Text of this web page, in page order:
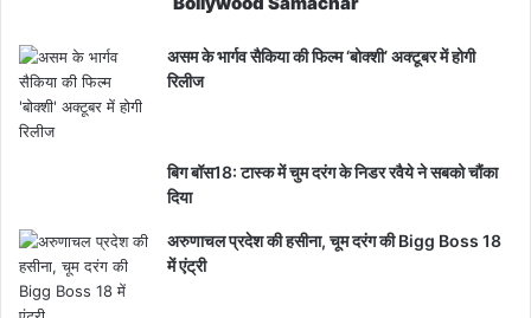
असम के भार्गव सैकिया की फिल्म ‘बोक्शी’ अक्टूबर में होगी
रिलीज
बिग बॉस18: टास्क में चुम दरंग के निडर रवैये ने सबको चौंका
दिया
अरुणाचल प्रदेश की हसीना, चूम दरंग की Bigg Boss 18
में एंट्री